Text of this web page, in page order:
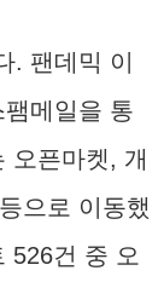
. 팬데믹 이
메일을 통
오픈마켓, 개
으로 이동했
526건 중 오